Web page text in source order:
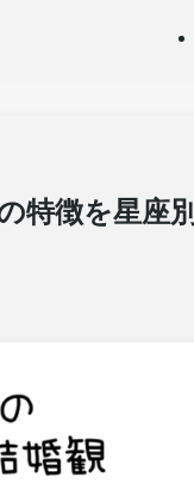
特徴を星座別